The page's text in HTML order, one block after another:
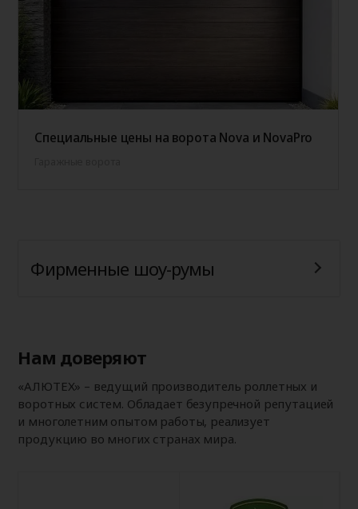
Специальные цены на ворота Nova и NovaPro
Фирменные шоу-румы
Нам доверяют
«АЛЮТЕХ» – ведущий производитель роллетных и
воротных систем. Обладает безупречной репутацией
и многолетним опытом работы, реализует
продукцию во многих странах мира.